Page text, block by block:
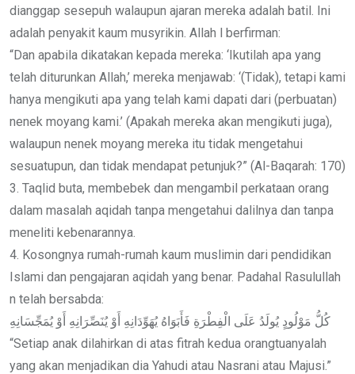
dianggap sesepuh walaupun ajaran mereka adalah batil. Ini
adalah penyakit kaum musyrikin. Allah l berfirman:
“Dan apabila dikatakan kepada mereka: ‘Ikutilah apa yang
telah diturunkan Allah,’ mereka menjawab: ‘(Tidak), tetapi kami
hanya mengikuti apa yang telah kami dapati dari (perbuatan)
nenek moyang kami.’ (Apakah mereka akan mengikuti juga),
walaupun nenek moyang mereka itu tidak mengetahui
sesuatupun, dan tidak mendapat petunjuk?” (Al-Baqarah: 170)
3. Taqlid buta, membebek dan mengambil perkataan orang
dalam masalah aqidah tanpa mengetahui dalilnya dan tanpa
meneliti kebenarannya.
4. Kosongnya rumah-rumah kaum muslimin dari pendidikan
Islami dan pengajaran aqidah yang benar. Padahal Rasulullah
n telah bersabda:
كُلُّ مَوْلُودٍ يُولَدُ عَلَى الْفِطْرَةِ فَأَبَوَاهُ يُهَوِّدَانِهِ أَوْ يُنَصِّرَانِهِ أَوْ يُمَجِّسَانِهِ
“Setiap anak dilahirkan di atas fitrah kedua orangtuanyalah
yang akan menjadikan dia Yahudi atau Nasrani atau Majusi.”